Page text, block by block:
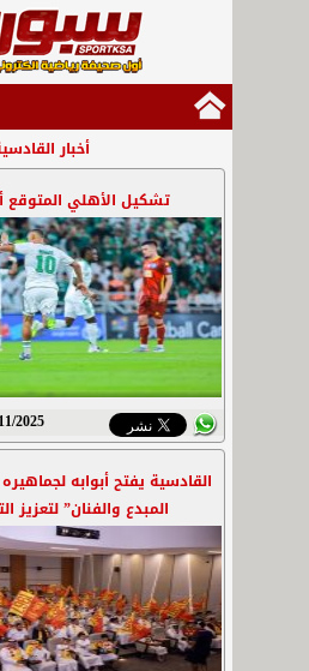
أخبار
تشكيل الأهلي المتوقع
20/11/2025
القادسية يفتح أبوابه
المبدع والفنان” لتعزيز